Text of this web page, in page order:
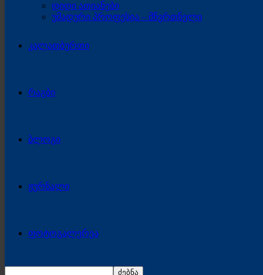
დიდი ათიანები
უმადური პროფესია – მწვრთნელი
კალათბურთი
რაგბი
ბლოგი
ჟურნალი
ფოტოგალერეა